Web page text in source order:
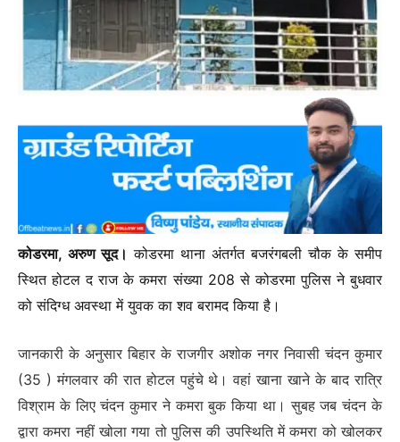
कोडरमा, अरुण सूद। कोडरमा थाना अंतर्गत बजरंगबली चौक के समीप
स्थित होटल द राज के कमरा संख्या 208 से कोडरमा पुलिस ने बुधवार
को संदिग्ध अवस्था में युवक का शव बरामद किया है।
जानकारी के अनुसार बिहार के राजगीर अशोक नगर निवासी चंदन कुमार
(35 ) मंगलवार की रात होटल पहुंचे थे। वहां खाना खाने के बाद रात्रि
विश्राम के लिए चंदन कुमार ने कमरा बुक किया था। सुबह जब चंदन के
द्वारा कमरा नहीं खोला गया तो पुलिस की उपस्थिति में कमरा को खोलकर